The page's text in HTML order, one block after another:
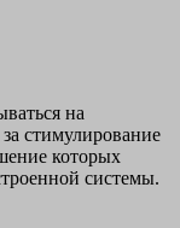
на
стимулирование
которых
системы.